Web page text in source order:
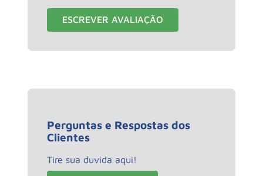
ESCREVER AVALIAÇÃO
Perguntas e Respostas dos
Clientes
Tire sua duvida aqui!